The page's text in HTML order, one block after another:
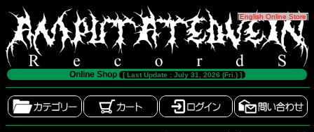
[English Online Store]
Online Shop [ Last Update : July 31, 2026 (Fri.) ]